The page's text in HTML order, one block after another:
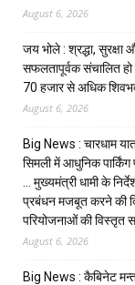
August 6, 2026
जय भोले : श्रद्धा,
सफलतापूर्वक संचालित
70 हजार से अधिक
August 6, 2026
Big News : चारधाम
सिमली में आधुनिक पार्किंग
… मुख्यमंत्री धामी के
प्रबंधन मजबूत करने की
परियोजनाओं की विस्तृत
August 6, 2026
Big News : कैबिनेट